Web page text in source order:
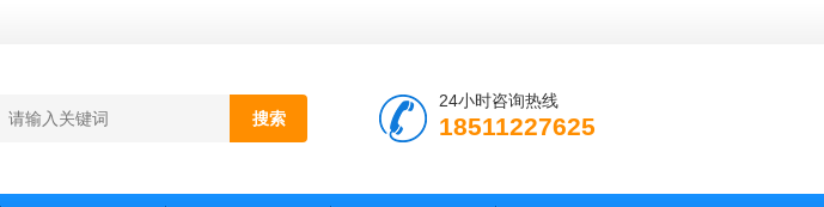
24小时咨询热线
18511227625